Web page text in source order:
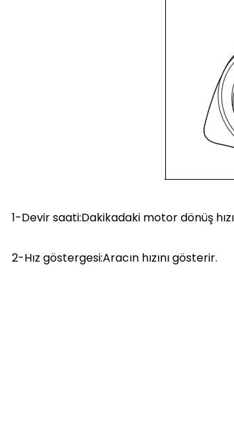
1-Devir saati:Dakikadaki motor dönüş
2-Hız göstergesi:Aracın hızını gösterir.